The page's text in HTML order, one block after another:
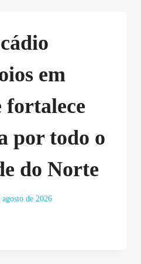
em
fortalece
por todo o
do Norte
agosto de 2026